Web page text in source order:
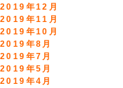
2019年12月
2019年11月
2019年10月
2019年8月
2019年7月
2019年5月
2019年4月